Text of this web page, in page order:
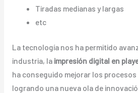
Tiradas medianas y largas
etc
La tecnología nos ha permitido
industria, la impresión digital en
ha conseguido mejorar los
logrando una nueva ola de